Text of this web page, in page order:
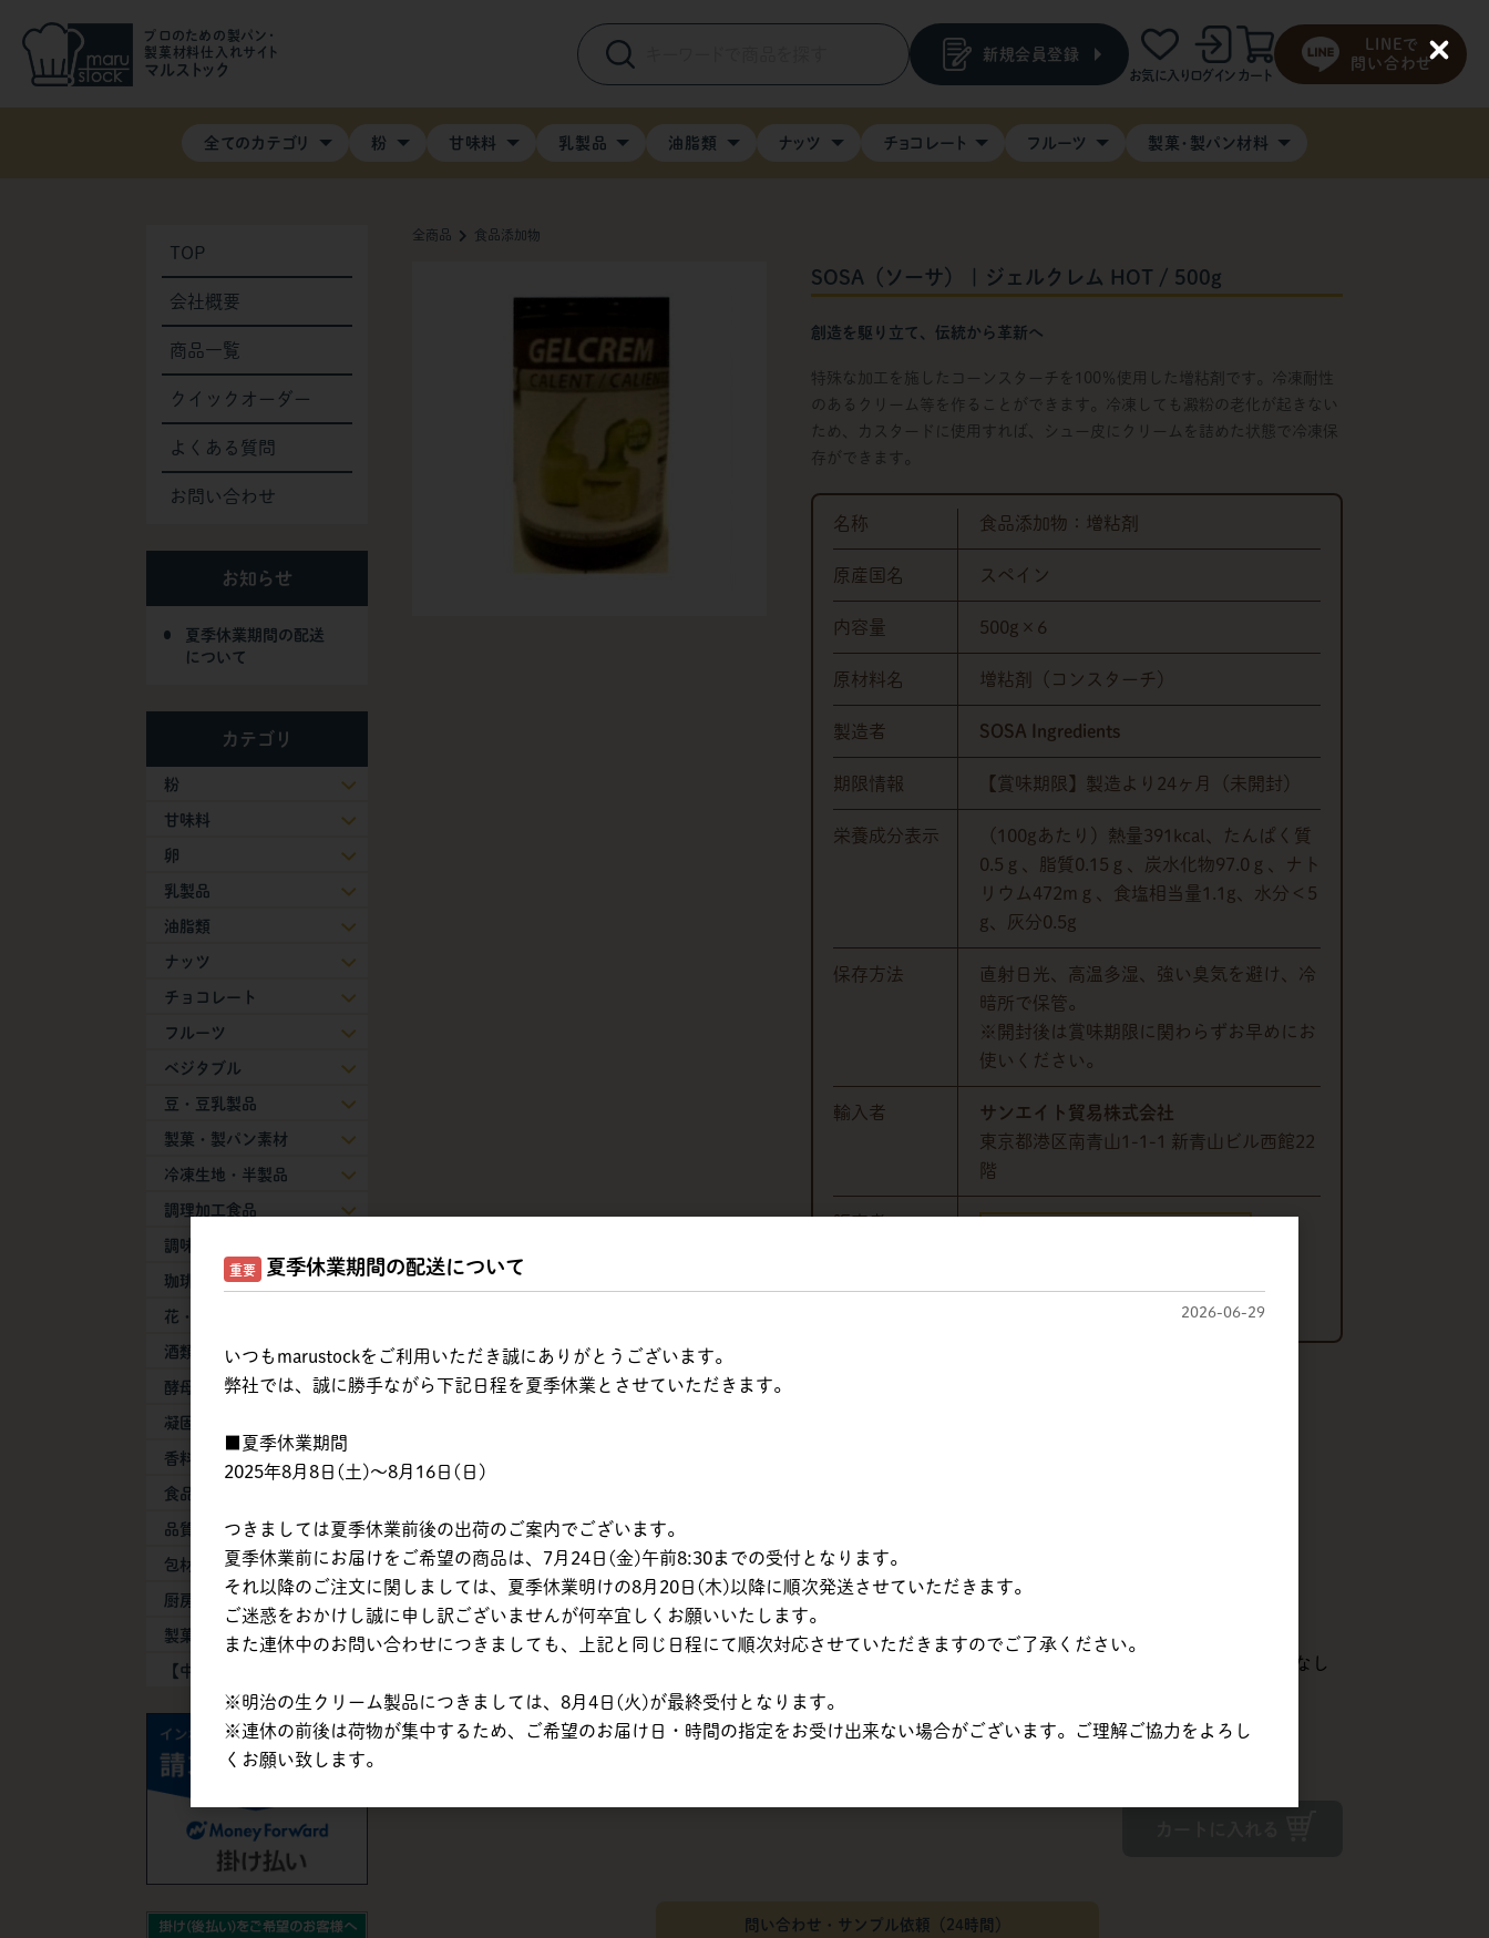
プロのための製パン・
製菓材料仕入れサイト
マルストック
新規会員登録
お気に入り ログイン カート
LINEで
問い合わせ
全てのカテゴリ 粉 甘味料 乳製品 油脂類 ナッツ チョコレート フルーツ 製菓・製パン材料
全商品 食品添加物
SOSA（ソーサ） | ジェルクレム HOT / 500g
創造を駆り立て、伝統から革新へ
特殊な加工を施したコーンスターチを100％使用した増粘剤です。冷凍耐性
のあるクリーム等を作ることができます。冷凍しても澱粉の老化が起きない
ため、カスタードに使用すれば、シュー皮にクリームを詰めた状態で冷凍保
存ができます。
名称 食品添加物：増粘剤
原産国名 スペイン
内容量 500g×6
原材料名 増粘剤（コンスターチ）
製造者 SOSA Ingredients
期限情報 【賞味期限】製造より24ヶ月（未開封）
栄養成分表示
（100gあたり）熱量391kcal、たんぱく質
0.5ｇ、脂質0.15ｇ、炭水化物97.0ｇ、ナト
リウム472mｇ、食塩相当量1.1g、水分＜5
g、灰分0.5g
保存方法
直射日光、高温多湿、強い臭気を避け、冷
暗所で保管。
※開封後は賞味期限に関わらずお早めにお
使いください。
輸入者
サンエイト貿易株式会社
東京都港区南青山1-1-1 新青山ビル西館22
階
販売者
長野県長野市アークス8-20
【直納】サンエイト貿易より
軽減税率対象
発送区分
メーカー直送
23,652円)
制限なし
問い合わせ・サンプル依頼（24時間）
TOP
会社概要
商品一覧
クイックオーダー
よくある質問
お問い合わせ
お知らせ
夏季休業期間の配送
について
カテゴリ
粉
甘味料
卵
乳製品
油脂類
ナッツ
チョコレート
フルーツ
ベジタブル
豆・豆乳製品
製菓・製パン素材
冷凍生地・半製品
調理加工食品
調味料
珈琲・紅茶・抹茶
花・葉物
酒類
酵母・膨張剤
凝固剤
香料
食品添加物
品質保持剤
包材・容器
厨房器具・消耗品
製菓製パン機械
【中古】機械・備品
重要 夏季休業期間の配送について
2026-06-29
いつもmarustockをご利用いただき誠にありがとうございます。
弊社では、誠に勝手ながら下記日程を夏季休業とさせていただきます。
■夏季休業期間
2025年8月8日(土)～8月16日(日)
つきましては夏季休業前後の出荷のご案内でございます。
夏季休業前にお届けをご希望の商品は、7月24日(金)午前8:30までの受付となります。
それ以降のご注文に関しましては、夏季休業明けの8月20日(木)以降に順次発送させていただきます。
ご迷惑をおかけし誠に申し訳ございませんが何卒宜しくお願いいたします。
また連休中のお問い合わせにつきましても、上記と同じ日程にて順次対応させていただきますのでご了承ください。
※明治の生クリーム製品につきましては、8月4日(火)が最終受付となります。
※連休の前後は荷物が集中するため、ご希望のお届け日・時間の指定をお受け出来ない場合がございます。ご理解ご協力をよろし
くお願い致します。
C
l